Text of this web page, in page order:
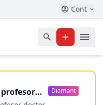
Cont
Diamant